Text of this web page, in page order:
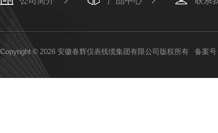
Copyright © 2026 安徽春辉仪表线缆集团有限公司版权所有 备案号